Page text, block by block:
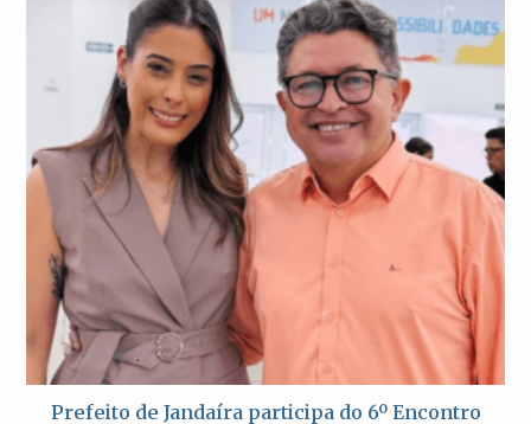
Prefeito de Jandaíra participa do 6º Encontro